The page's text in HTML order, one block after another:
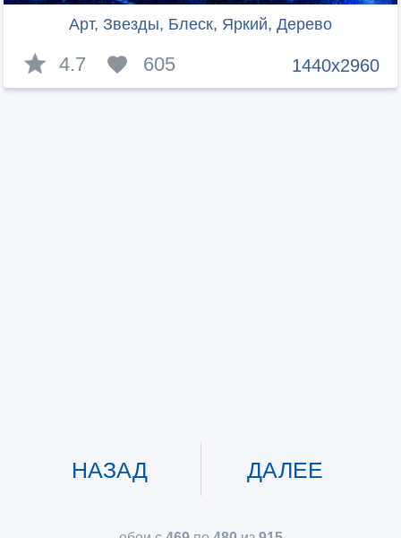
Арт, Звезды, Блеск, Яркий, Дерево
1440x2960
4.7 605
НАЗАД ДАЛЕЕ